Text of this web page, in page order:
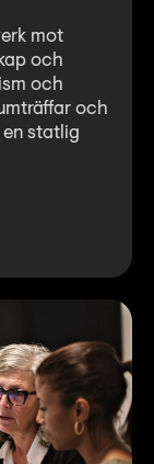
mot
och
och
och
statlig